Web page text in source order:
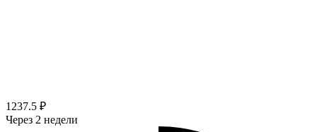
1237.5 ₽
Через 2 недели